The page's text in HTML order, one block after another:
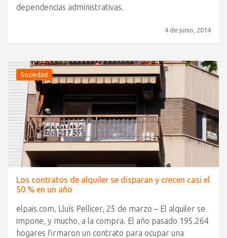
dependencias administrativas.
4 de junio, 2014
Sociedad
Los contratos de alquiler se disparan y crecen casi el
50 % en un año
elpais.com, Lluís Pellicer, 25 de marzo – El alquiler se
impone, y mucho, a la compra. El año pasado 195.264
hogares firmaron un contrato para ocupar una